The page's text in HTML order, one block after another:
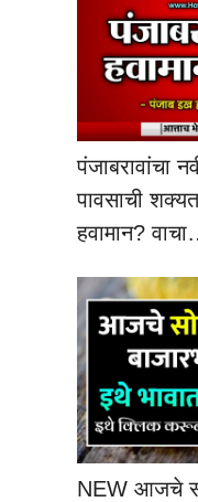
पंजाबरावांचा
पावसाची
हवामान?
NEW आजचे